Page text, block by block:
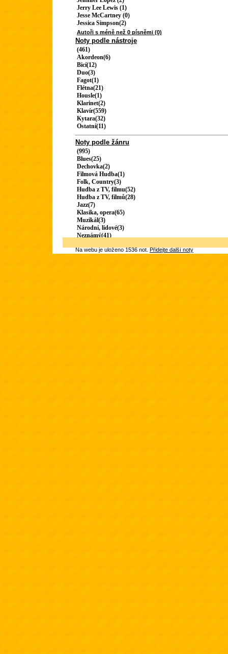
Jerry Lee Lewis (1)
Jesse McCartney (0)
Jessica Simpson(2)
Autoři s méně než 0 písněmi (0)
Noty podle nástroje
(461)
Akordeon(6)
Bicí(12)
Duo(3)
Fagot(1)
Flétna(21)
Housle(1)
Klarinet(2)
Klavír(559)
Kytara(32)
Ostatní(11)
Noty podle žánru
(995)
Blues(25)
Dechovka(2)
Filmová Hudba(1)
Folk, Country(3)
Hudba z TV, filmu(52)
Hudba z TV, filmů(28)
Jazz(7)
Klasika, opera(65)
Muzikál(3)
Národní, lidové(3)
Neznámý(41)
Na webu je uloženo 1536 not.Přidejte další noty